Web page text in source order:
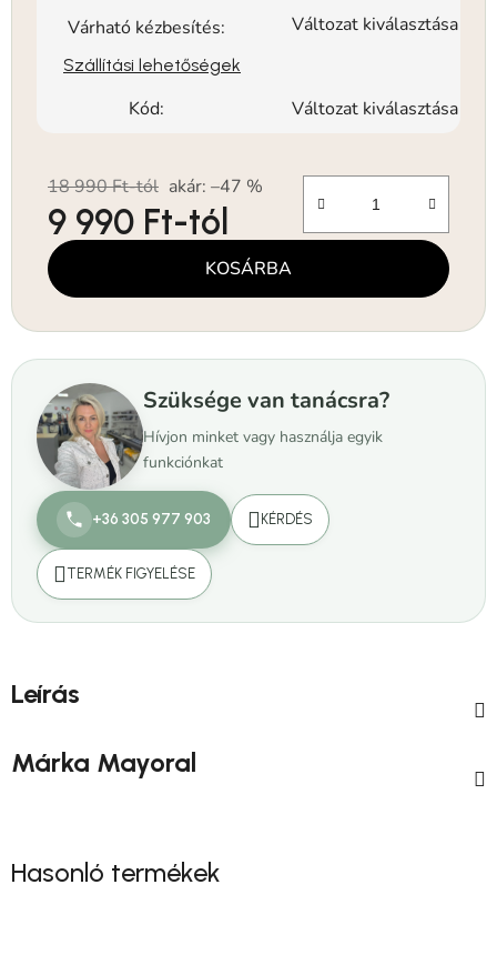
Várható kézbesítés: Változat kiválasztása
Szállítási lehetőségek
Kód: Változat kiválasztása
18 990 Ft-tól akár: –47 %
9 990 Ft-tól
Egységár: KOSÁRBA
Szüksége van tanácsra?
Hívjon minket vagy használja egyik
funkciónkat
+36 305 977 903 KÉRDÉS
TERMÉK FIGYELÉSE
Leírás
Márka Mayoral
Hasonló termékek